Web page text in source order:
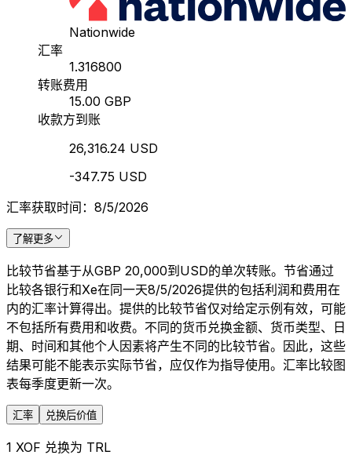
Nationwide
汇率
1.316800
转账费用
15.00 GBP
收款方到账
26,316.24 USD
-347.75 USD
汇率获取时间：8/5/2026
了解更多
比较节省基于从GBP 20,000到USD的单次转账。节省通过
比较各银行和Xe在同一天8/5/2026提供的包括利润和费用在
内的汇率计算得出。提供的比较节省仅对给定示例有效，可能
不包括所有费用和收费。不同的货币兑换金额、货币类型、日
期、时间和其他个人因素将产生不同的比较节省。因此，这些
结果可能不能表示实际节省，应仅作为指导使用。汇率比较图
表每季度更新一次。
汇率 兑换后价值
1 XOF 兑换为 TRL